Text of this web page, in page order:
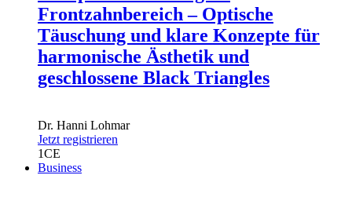
Frontzahnbereich – Optische
Täuschung und klare Konzepte für
harmonische Ästhetik und
geschlossene Black Triangles
Dr. Hanni Lohmar
Jetzt registrieren
1CE
Business